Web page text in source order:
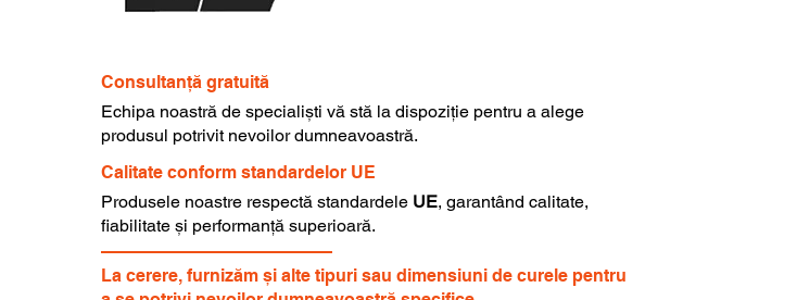
Consultanță gratuită
Echipa noastră de specialiști vă stă la dispoziție pentru a alege
produsul potrivit nevoilor dumneavoastră.
Calitate conform standardelor UE
Produsele noastre respectă standardele UE, garantând calitate,
fiabilitate și performanță superioară.
La cerere, furnizăm și alte tipuri sau dimensiuni de curele pentru